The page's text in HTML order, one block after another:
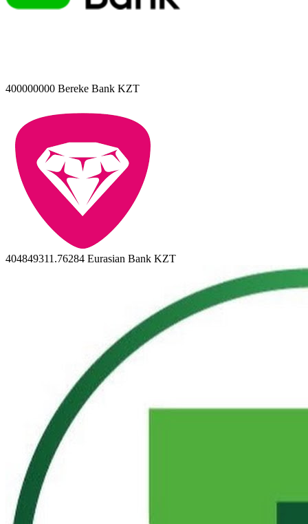
400000000 Bereke Bank KZT
404849311.76284 Eurasian Bank KZT